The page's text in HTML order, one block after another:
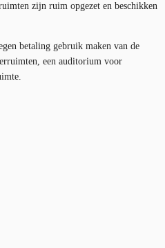
zijn ruim opgezet en beschikken
betaling gebruik maken van de
een auditorium voor